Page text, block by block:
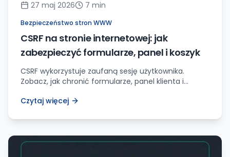
27 maj 2026 7 min
Bezpieczeństwo stron WWW
CSRF na stronie internetowej: jak
zabezpieczyć formularze, panel i koszyk
CSRF wykorzystuje zaufaną sesję użytkownika.
Zobacz, jak chronić formularze, panel klienta i
weryfikacja Origin oraz bezpieczne endpointy.
Czytaj więcej